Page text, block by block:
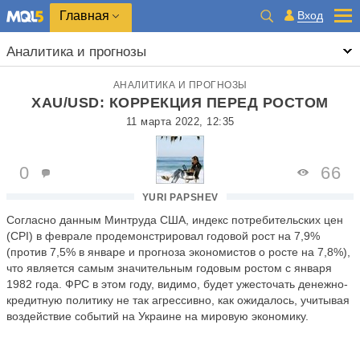
Главная Вход
Аналитика и прогнозы
АНАЛИТИКА И ПРОГНОЗЫ
XAU/USD: КОРРЕКЦИЯ ПЕРЕД РОСТОМ
11 марта 2022, 12:35
YURI PAPSHEV
0 66
Согласно данным Минтруда США, индекс потребительских цен
(CPI) в феврале продемонстрировал годовой рост на 7,9%
(против 7,5% в январе и прогноза экономистов о росте на 7,8%),
что является самым значительным годовым ростом с января
1982 года. ФРС в этом году, видимо, будет ужесточать денежно-
кредитную политику не так агрессивно, как ожидалось, учитывая
воздействие событий на Украине на мировую экономику.